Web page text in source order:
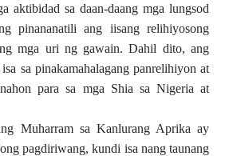
aktibidad sa daan-daang mga lungsod
pinananatili ang iisang relihiyosong
mga uri ng gawain. Dahil dito, ang
sa pinakamahalagang panrelihiyon at
para sa mga Shia sa Nigeria at
Muharram sa Kanlurang Aprika ay
pagdiriwang, kundi isa nang taunang